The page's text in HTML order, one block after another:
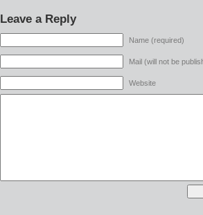
Leave a Reply
Name (required)
Mail (will not be
Website